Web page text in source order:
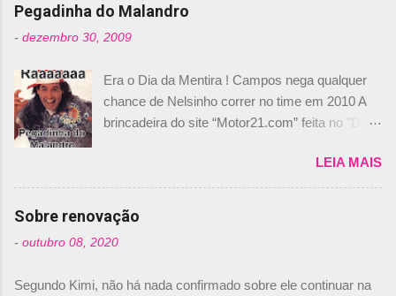
s
Pegadinha do Malandro
- dezembro 30, 2009
Era o Dia da Mentira ! Campos nega qualquer
chance de Nelsinho correr no time em 2010 A
brincadeira do site “Motor21.com” feita no "Día
de abril –, afirmando que Nelson Piquet havia
comprado 15% das ações da Campos, dando,
com isso, um lugar no time a Nelsinho Piquet,
foi esclarecida de uma vez por todas por
Daniele Audetto, diretor da escuderia. O
não será o companheiro de Bruno Senna em
LEIA MAIS
Sobre renovação
- outubro 08, 2020
Segundo Kimi, não há nada confirmado sobre ele continuar na